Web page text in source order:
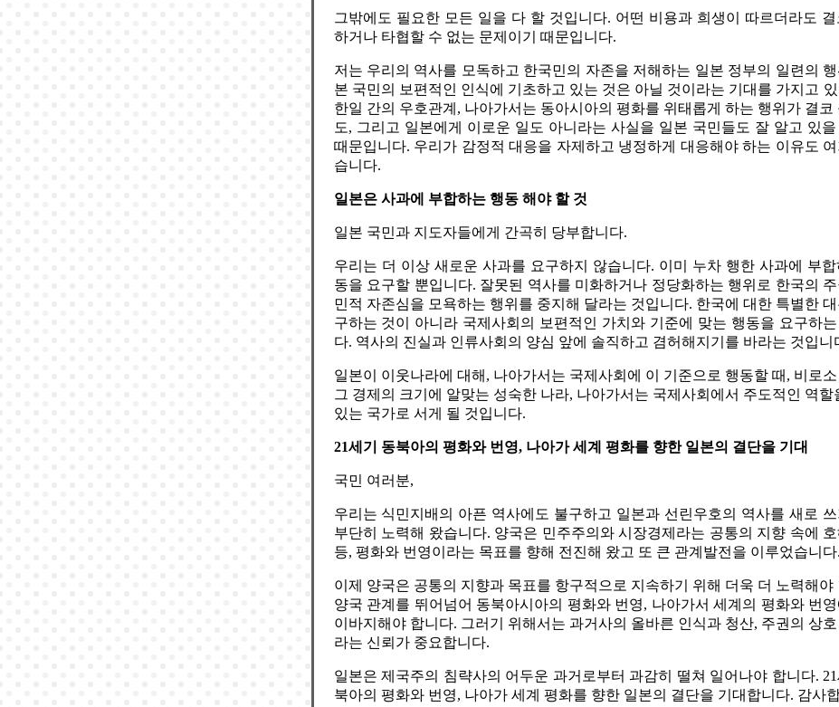
그밖에도 필요한 모든 일을 다 할 것입니다. 어떤 비용과 희생이 따르더라도 결
하거나 타협할 수 없는 문제이기 때문입니다.
저는 우리의 역사를 모독하고 한국민의 자존을 저해하는 일본 정부의 일련의
본 국민의 보편적인 인식에 기초하고 있는 것은 아닐 것이라는 기대를 가지고
한일 간의 우호관계, 나아가서는 동아시아의 평화를 위태롭게 하는 행위가 결코
도, 그리고 일본에게 이로운 일도 아니라는 사실을 일본 국민들도 잘 알고 있을
때문입니다. 우리가 감정적 대응을 자제하고 냉정하게 대응해야 하는 이유도
습니다.
일본은 사과에 부합하는 행동 해야 할 것
일본 국민과 지도자들에게 간곡히 당부합니다.
우리는 더 이상 새로운 사과를 요구하지 않습니다. 이미 누차 행한 사과에 부합
동을 요구할 뿐입니다. 잘못된 역사를 미화하거나 정당화하는 행위로 한국의
민적 자존심을 모욕하는 행위를 중지해 달라는 것입니다. 한국에 대한 특별한
구하는 것이 아니라 국제사회의 보편적인 가치와 기준에 맞는 행동을 요구하는
다. 역사의 진실과 인류사회의 양심 앞에 솔직하고 겸허해지기를 바라는 것입니
일본이 이웃나라에 대해, 나아가서는 국제사회에 이 기준으로 행동할 때, 비로
그 경제의 크기에 알맞는 성숙한 나라, 나아가서는 국제사회에서 주도적인 역할
있는 국가로 서게 될 것입니다.
21세기 동북아의 평화와 번영, 나아가 세계 평화를 향한 일본의 결단을 기대
국민 여러분,
우리는 식민지배의 아픈 역사에도 불구하고 일본과 선린우호의 역사를 새로 쓰
부단히 노력해 왔습니다. 양국은 민주주의와 시장경제라는 공통의 지향 속에
등, 평화와 번영이라는 목표를 향해 전진해 왔고 또 큰 관계발전을 이루었습니다.
이제 양국은 공통의 지향과 목표를 항구적으로 지속하기 위해 더욱 더 노력해야
양국 관계를 뛰어넘어 동북아시아의 평화와 번영, 나아가서 세계의 평화와 번영
이바지해야 합니다. 그러기 위해서는 과거사의 올바른 인식과 청산, 주권의 상호
라는 신뢰가 중요합니다.
일본은 제국주의 침략사의 어두운 과거로부터 과감히 떨쳐 일어나야 합니다.
북아의 평화와 번영, 나아가 세계 평화를 향한 일본의 결단을 기대합니다. 감사